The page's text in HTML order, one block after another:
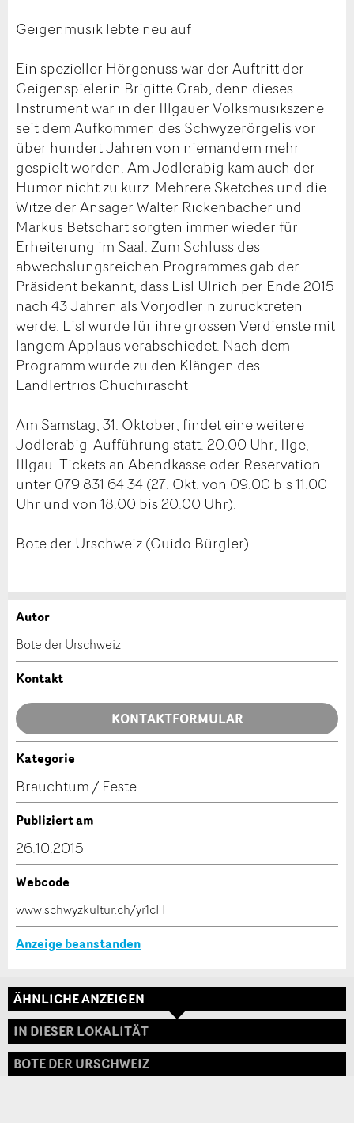
Geigenmusik lebte neu auf
Ein spezieller Hörgenuss war der Auftritt der
Geigenspielerin Brigitte Grab, denn dieses
Instrument war in der Illgauer Volksmusikszene
seit dem Aufkommen des Schwyzerörgelis vor
über hundert Jahren von niemandem mehr
gespielt worden. Am Jodlerabig kam auch der
Humor nicht zu kurz. Mehrere Sketches und die
Witze der Ansager Walter Rickenbacher und
Markus Betschart sorgten immer wieder für
Erheiterung im Saal. Zum Schluss des
abwechslungsreichen Programmes gab der
Präsident bekannt, dass Lisl Ulrich per Ende 2015
nach 43 Jahren als Vorjodlerin zurücktreten
werde. Lisl wurde für ihre grossen Verdienste mit
langem Applaus verabschiedet. Nach dem
Programm wurde zu den Klängen des
Ländlertrios Chuchirascht
Am Samstag, 31. Oktober, findet eine weitere
Jodlerabig-Aufführung statt. 20.00 Uhr, Ilge,
Illgau. Tickets an Abendkasse oder Reservation
unter 079 831 64 34 (27. Okt. von 09.00 bis 11.00
Uhr und von 18.00 bis 20.00 Uhr).
Bote der Urschweiz (Guido Bürgler)
Anzeige beanstanden
Ihr Feedback wird sehr geschätzt!
Allgemeines Feedback
Anzeige nicht mehr gültig
Anzeige unvollständig
* Eingabe erforderlich
Anzeige weiterempfehlen
Empfehlen Sie diese Anzeige an Freunde weiter.
* Eingabe erforderlich
Autor
Bote der Urschweiz
Kontakt
KONTAKTFORMULAR
Kontakt
Verfassen Sie eine Nachricht für die Kontaktpersonen
Adresse
Kategorie
Brauchtum / Feste
Publiziert am
26.10.2015
Webcode
www.schwyzkultur.ch/yr1cFF
Anzeige beanstanden
ÄHNLICHE ANZEIGEN
IN DIESER LOKALITÄT
BOTE DER URSCHWEIZ